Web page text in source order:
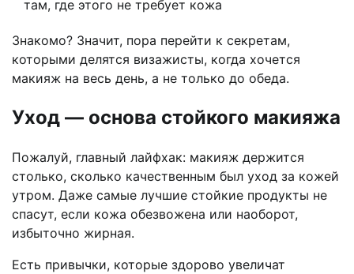
там, где этого не требует кожа
Знакомо? Значит, пора перейти к секретам,
которыми делятся визажисты, когда хочется
макияж на весь день, а не только до обеда.
Уход — основа стойкого макияжа
Пожалуй, главный лайфхак: макияж держится
столько, сколько качественным был уход за кожей
утром. Даже самые лучшие стойкие продукты не
спасут, если кожа обезвожена или наоборот,
избыточно жирная.
Есть привычки, которые здорово увеличат